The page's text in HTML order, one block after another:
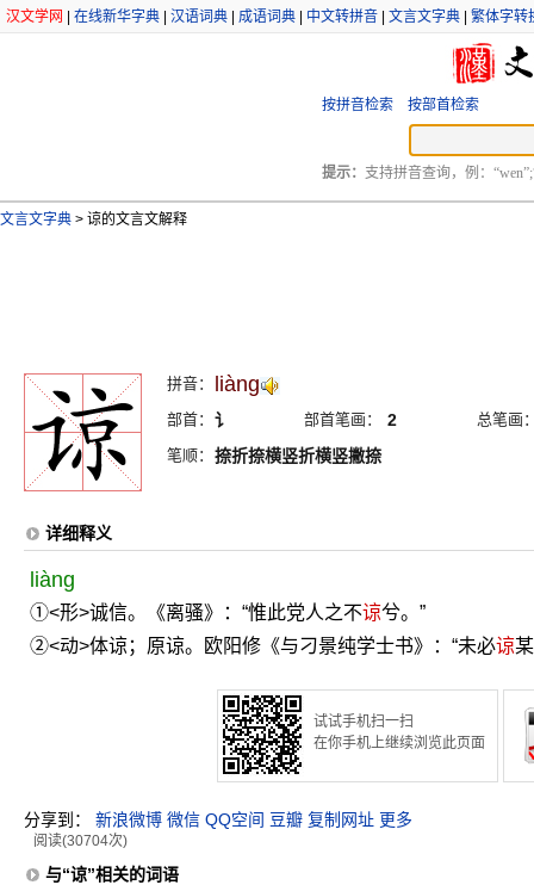
汉文学网 在线新华字典 汉语词典 成语词典 中文转拼音 文言文字典 繁体字转
按拼音检索 按部首检索
提示： 支持拼音查询，例：
文言文字典 > 谅的文言文解释
拼音： liàng
部首： 讠 部首笔画： 2
总笔画
笔顺： 捺折捺横竖折横竖撇捺
详细释义
liàng
①<形>诚信。《离骚》：“惟此党人之不谅兮。”
②<动>体谅；原谅。欧阳修《与刁景纯学士书》：“未必谅
试试手机扫一扫
在你手机上继续浏览此页面
分享到： 新浪微博 微信 QQ空间 豆瓣 复制网址 更多
阅读(30704次)
与“谅”相关的词语